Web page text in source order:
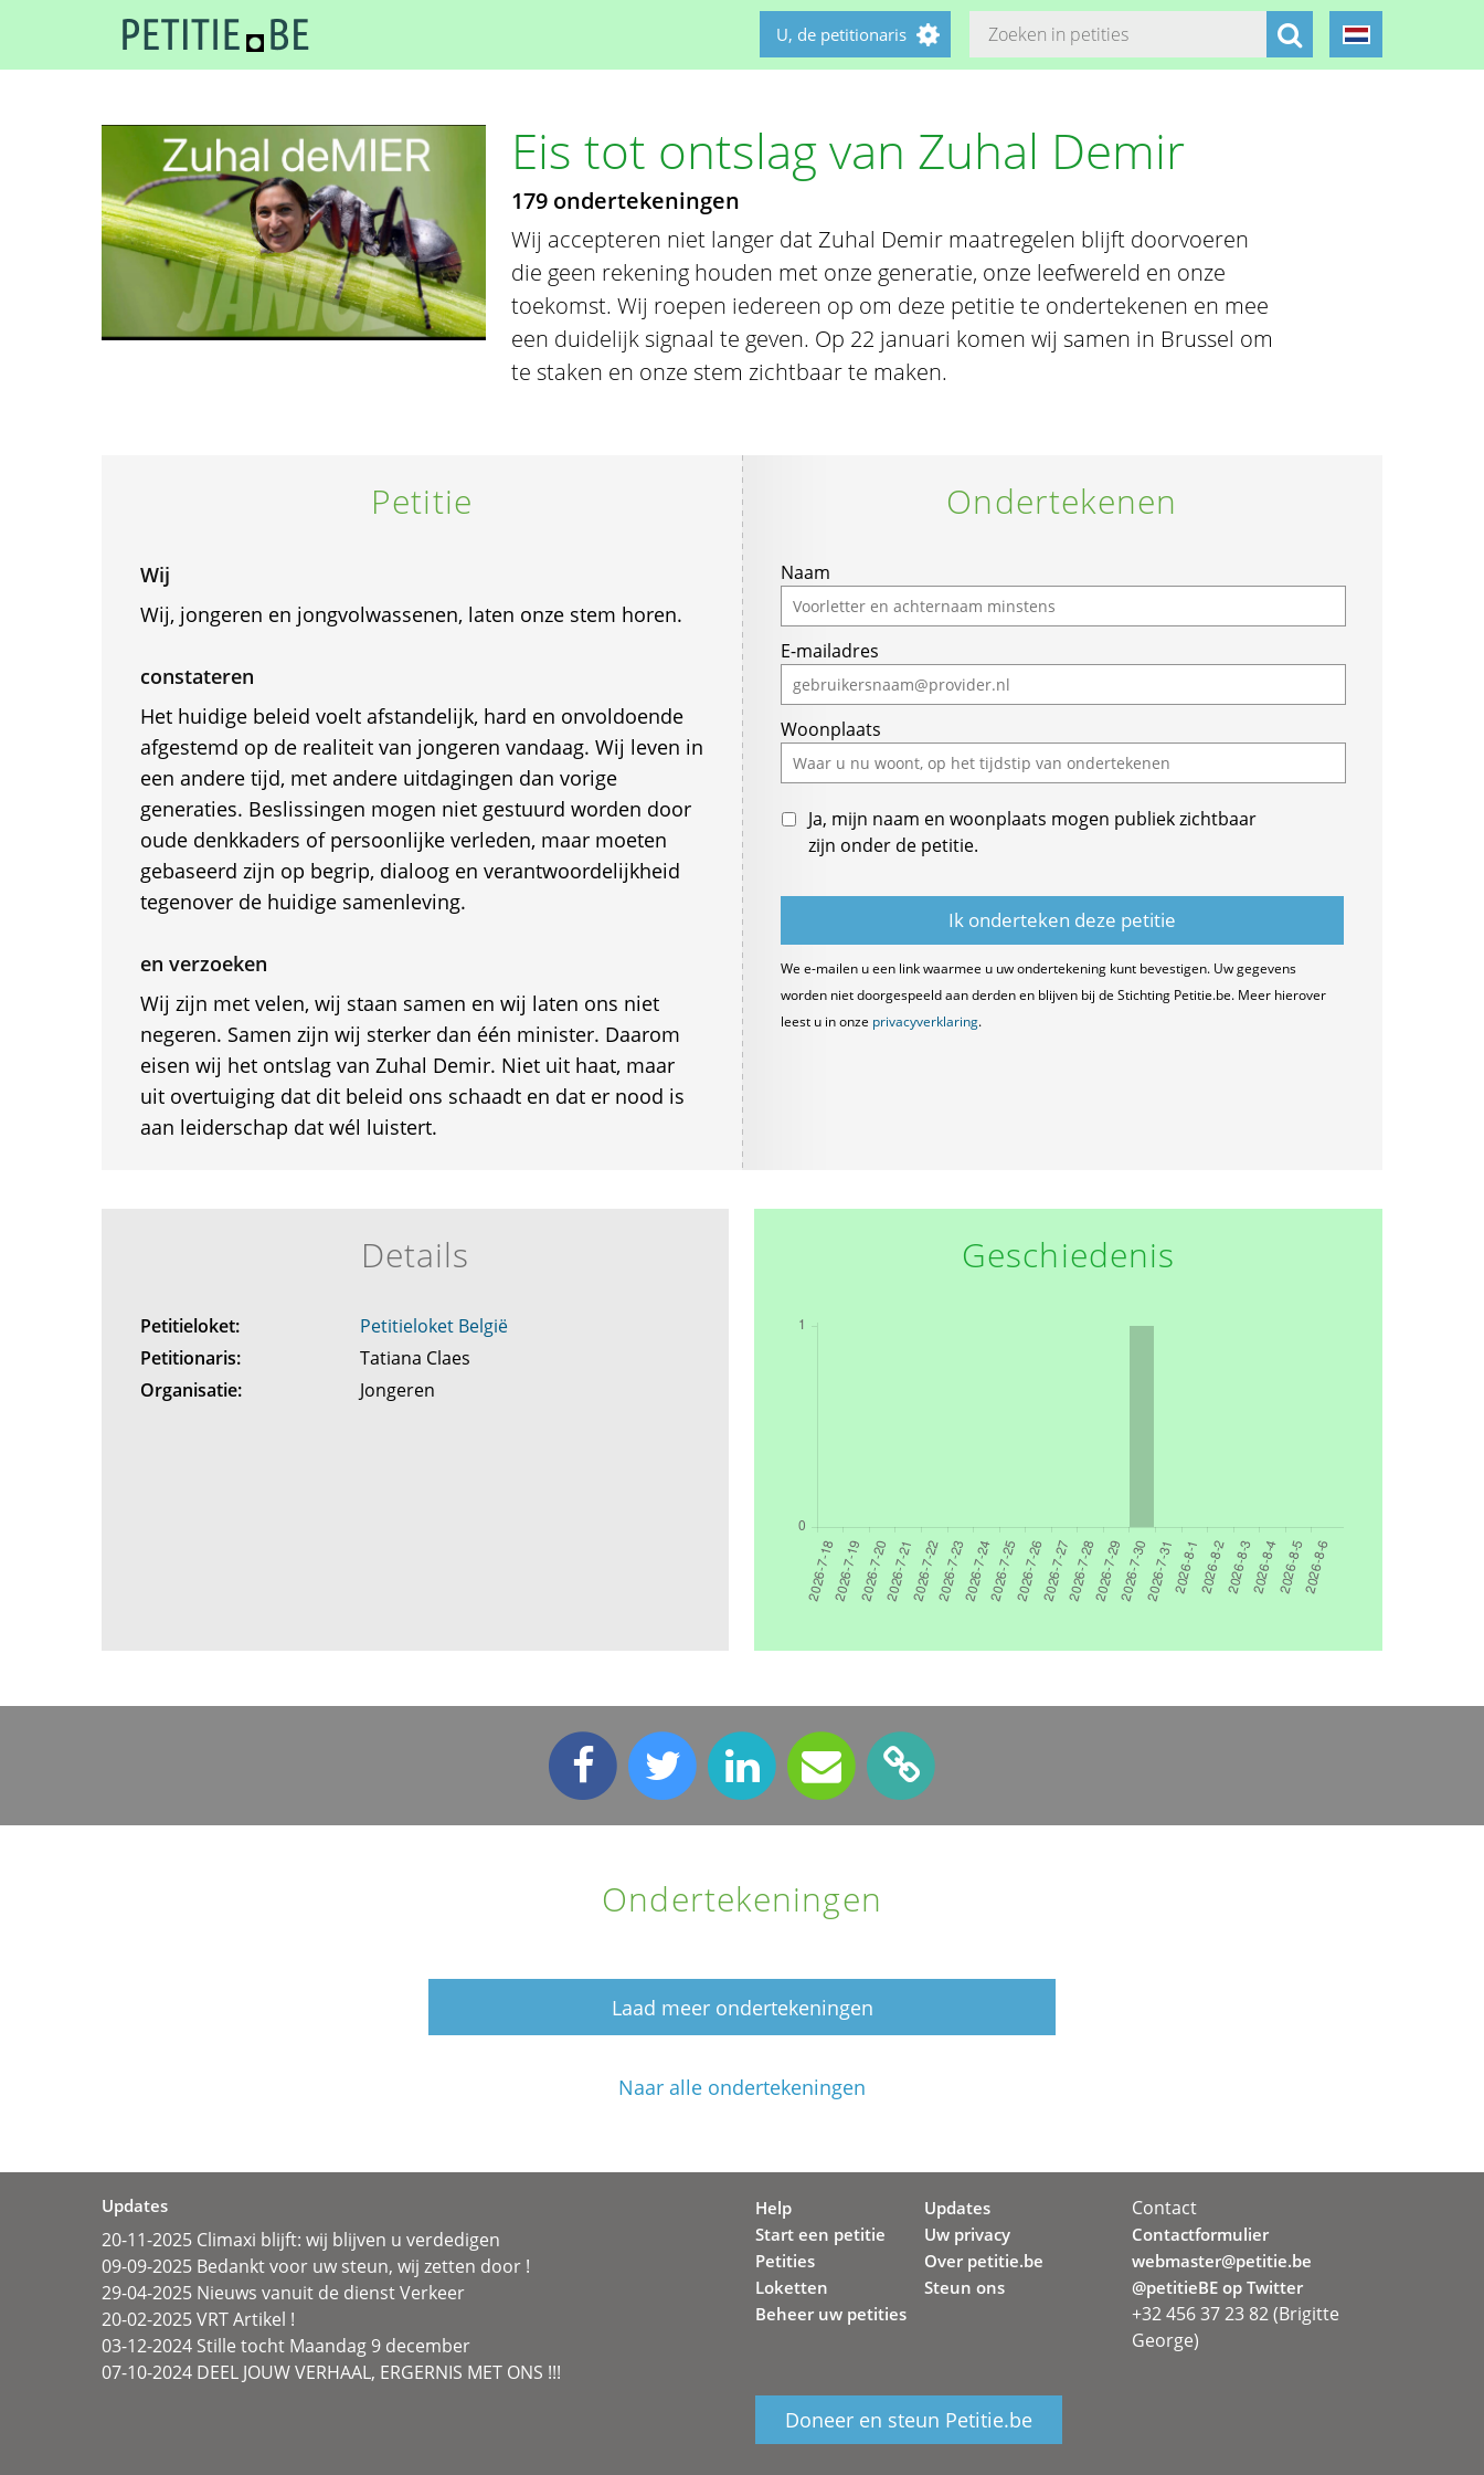
U, de petitionaris
Eis tot ontslag van Zuhal Demir
179 ondertekeningen
Wij accepteren niet langer dat Zuhal Demir maatregelen blijft doorvoeren
die geen rekening houden met onze generatie, onze leefwereld en onze
toekomst. Wij roepen iedereen op om deze petitie te ondertekenen en mee
een duidelijk signaal te geven. Op 22 januari komen wij samen in Brussel om
te staken en onze stem zichtbaar te maken.
Petitie
Wij
Wij, jongeren en jongvolwassenen, laten onze stem horen.
constateren
Het huidige beleid voelt afstandelijk, hard en onvoldoende
afgestemd op de realiteit van jongeren vandaag. Wij leven in
een andere tijd, met andere uitdagingen dan vorige
generaties. Beslissingen mogen niet gestuurd worden door
oude denkkaders of persoonlijke verleden, maar moeten
gebaseerd zijn op begrip, dialoog en verantwoordelijkheid
tegenover de huidige samenleving.
en verzoeken
Wij zijn met velen, wij staan samen en wij laten ons niet
negeren. Samen zijn wij sterker dan één minister. Daarom
eisen wij het ontslag van Zuhal Demir. Niet uit haat, maar
uit overtuiging dat dit beleid ons schaadt en dat er nood is
aan leiderschap dat wél luistert.
Ondertekenen
Naam
E-mailadres
Woonplaats
Ja, mijn naam en woonplaats mogen publiek zichtbaar
zijn onder de petitie.
We e-mailen u een link waarmee u uw ondertekening kunt bevestigen. Uw gegevens
worden niet doorgespeeld aan derden en blijven bij de Stichting Petitie.be. Meer hierover
leest u in onze privacyverklaring.
Details
Petitieloket:
Petitieloket België
Petitionaris:
Tatiana Claes
Organisatie:
Jongeren
Geschiedenis
Ondertekeningen
Laad meer ondertekeningen
Naar alle ondertekeningen
Updates
20-11-2025 Climaxi blijft: wij blijven u verdedigen
09-09-2025 Bedankt voor uw steun, wij zetten door !
29-04-2025 Nieuws vanuit de dienst Verkeer
20-02-2025 VRT Artikel !
03-12-2024 Stille tocht Maandag 9 december
07-10-2024 DEEL JOUW VERHAAL, ERGERNIS MET ONS !!!
Help
Start een petitie
Petities
Loketten
Beheer uw petities
Updates
Uw privacy
Over petitie.be
Steun ons
Doneer en steun Petitie.be
Contact
Contactformulier
webmaster@petitie.be
@petitieBE op Twitter
+32 456 37 23 82 (Brigitte
George)